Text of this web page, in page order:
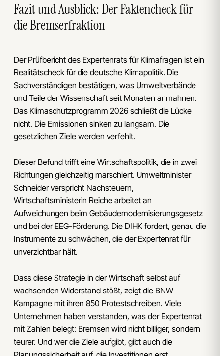
Fazit und Ausblick: Der Faktencheck für
die Bremserfraktion
Der Prüfbericht des Expertenrats für Klimafragen ist ein
Realitätscheck für die deutsche Klimapolitik. Die
Sachverständigen bestätigen, was Umweltverbände
und Teile der Wissenschaft seit Monaten anmahnen:
Das Klimaschutzprogramm 2026 schließt die Lücke
nicht. Die Emissionen sinken zu langsam. Die
gesetzlichen Ziele werden verfehlt.
Dieser Befund trifft eine Wirtschaftspolitik, die in zwei
Richtungen gleichzeitig marschiert. Umweltminister
Schneider verspricht Nachsteuern,
Wirtschaftsministerin Reiche arbeitet an
Aufweichungen beim Gebäudemodernisierungsgesetz
und bei der EEG-Förderung. Die DIHK fordert, genau die
Instrumente zu schwächen, die der Expertenrat für
unverzichtbar hält.
Dass diese Strategie in der Wirtschaft selbst auf
wachsenden Widerstand stößt, zeigt die BNW-
Kampagne mit ihren 850 Protestschreiben. Viele
Unternehmen haben verstanden, was der Expertenrat
mit Zahlen belegt: Bremsen wird nicht billiger, sondern
teurer. Und wer die Ziele aufgibt, gibt auch die